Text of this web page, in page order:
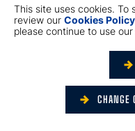
This site uses cookies. To
review our Cookies Policy
please continue to use our
CHANGE